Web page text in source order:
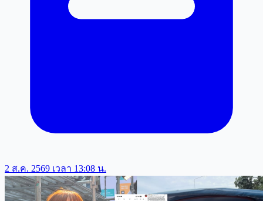
2 ส.ค. 2569 เวลา 13:08 น.